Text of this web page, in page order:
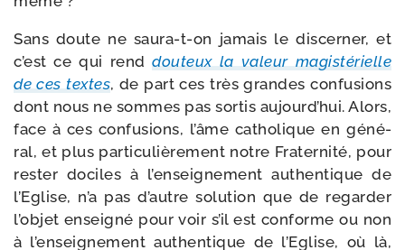
Sans doute ne saura-​t-​on jamais le dis­cer­ner, et
c’est ce qui renddou­teux la valeur magis­té­rielle
de ces textes, de part ces très grandes confu­sions
dont nous ne sommes pas sor­tis aujourd’hui. Alors,
face à ces confu­sions, l’âme catho­lique en géné­
ral, et plus par­ti­cu­liè­re­ment notre Fraternité, pour
res­ter dociles à l’enseignement authen­tique de
l’Eglise, n’a pas d’autre solu­tion que de regar­der
l’objet ensei­gné pour voir s’il est conforme ou non
à l’enseignement authen­tique de l’Eglise, où là,